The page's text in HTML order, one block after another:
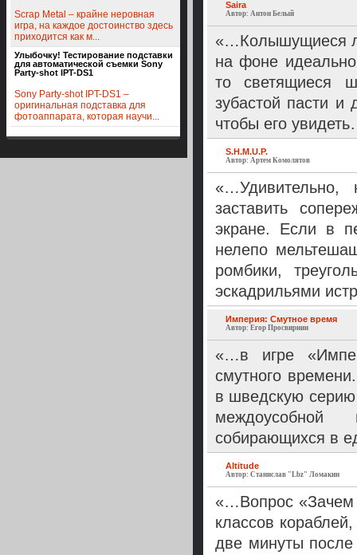
Scrap Metal – крайне неровная
игра, на каждое достоинство здесь
приходится как м...
Улыбочку! Тестирование подставки
для автоматической съемки Sony
Party-shot IPT-DS1
Sony Party-shot IPT-DS1 –
оригинальная подставка для
фотоаппарата, которая научи...
Saira
Автор: Антон Белый
«…Колышущиеся
на фоне
то светящиеся
зубастой пасти
чтобы его
S.H.M.U.P.
Автор: Артем Комолятов
«…Удивительно,
заставить
экране. Если в
нелепо
ромбики,
эскадрильями
Империя: Смутное время
Автор: Егор Просвирнин
«…в игре
смутного
в шведскую серию
междоусобной
собирающихся в
Altitude
Автор: Станислав "Lbz" Ломакин
«…Вопрос «Зачем
классов
две минуты